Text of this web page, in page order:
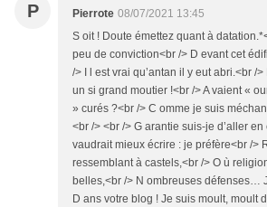
P Pierrote 08/07/2021 13:45
S oit ! Doute émettez quant à
peu de conviction<br /> D evant cet
/> I l est vrai qu’antan il y eut abri.<br
un si grand moutier !<br /> A vaient «
» curés ?<br /> C omme je suis
<br /> <br /> G arantie suis-je d’aller en
vaudrait mieux écrire : je préfère<br />
ressemblant à castels,<br /> O ù
belles,<br /> N ombreuses défenses…
D ans votre blog ! Je suis moult, moult